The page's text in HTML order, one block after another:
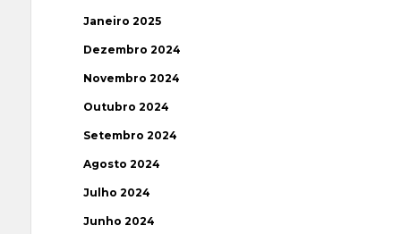
Janeiro 2025
Dezembro 2024
Novembro 2024
Outubro 2024
Setembro 2024
Agosto 2024
Julho 2024
Junho 2024